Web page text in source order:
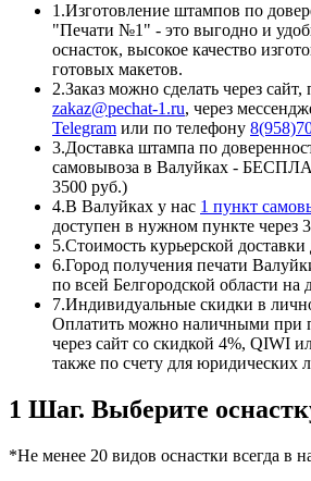
1.Изготовление штампов по
"Печати №1" - это выгодно и
оснасток, высокое качество
готовых макетов.
2.Заказ можно сделать через сайт,
zakaz@pechat-1.ru, через
Telegram или по телефону
3.Доставка штампа по
самовывоза в Валуйках -
3500 руб.)
4.В Валуйках у нас 1 пункт
доступен в нужном пункте через
5.Стоимость курьерской доставки
6.Город получения печати
по всей Белгородской области на
7.Индивидуальные скидки в
Оплатить можно наличными при
через сайт со скидкой 4%, QIWI
также по счету для юридических
1 Шаг. Выберите
*Не менее 20 видов оснастки всегда в